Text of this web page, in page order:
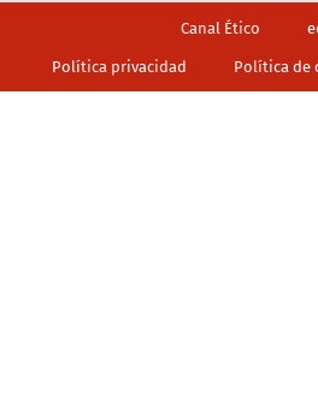
Canal Ético
Política privacidad Política de